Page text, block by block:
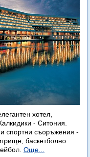
хотел,
- Ситония.
спортни съоръжения -
баскетболно
Още...